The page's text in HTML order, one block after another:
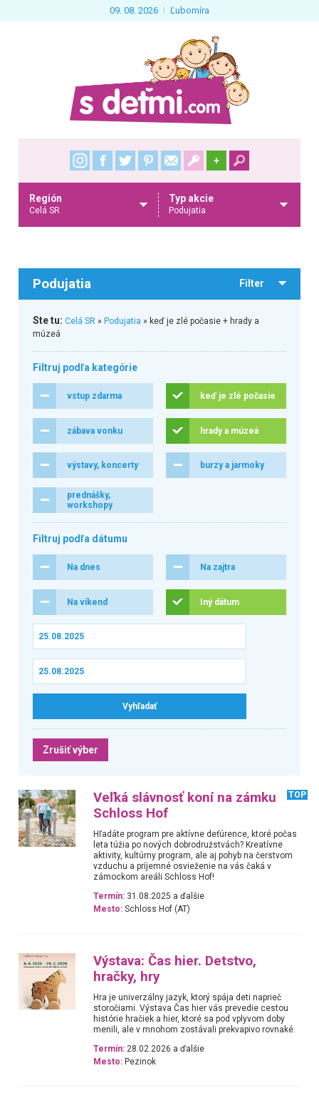
09. 08. 2026 Ľubomíra
+
Región
Celá SR
Typ akcie
Podujatia
Podujatia Filter
Ste tu: Celá SR» Podujatia » keď je zlé počasie + hrady a
múzeá
Filtruj podľa kategórie
vstup zdarma keď je zlé počasie
zábava vonku hrady a múzeá
výstavy, koncerty burzy a jarmoky
prednášky,
workshopy
Filtruj podľa dátumu
Na dnes Na zajtra
Na víkend Iný dátum
Zrušiť výber
Veľká slávnosť koní na zámku
Schloss Hof
TOP
Hľadáte program pre aktívne deťúrence, ktoré počas
leta túžia po nových dobrodružstvách? Kreatívne
aktivity, kultúrny program, ale aj pohyb na čerstvom
vzduchu a príjemné osvieženie na vás čaká v
zámockom areáli Schloss Hof!
Termín: 31.08.2025 a ďalšie
Mesto: Schloss Hof (AT)
Výstava: Čas hier. Detstvo,
hračky, hry
Hra je univerzálny jazyk, ktorý spája deti naprieč
storočiami. Výstava Čas hier vás prevedie cestou
histórie hračiek a hier, ktoré sa pod vplyvom doby
menili, ale v mnohom zostávali prekvapivo rovnaké.
Termín: 28.02.2026 a ďalšie
Mesto: Pezinok